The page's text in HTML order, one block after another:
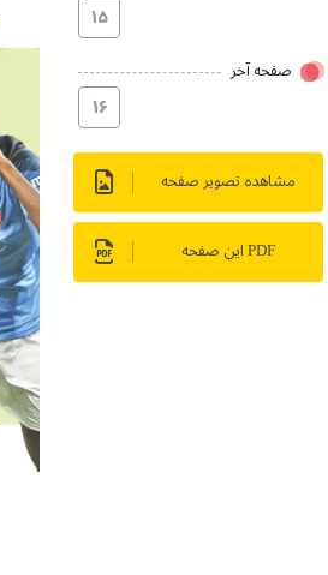
۱۵
صفحه آخر
۱۶
مشاهده تصویر صفحه
PDF این صفحه